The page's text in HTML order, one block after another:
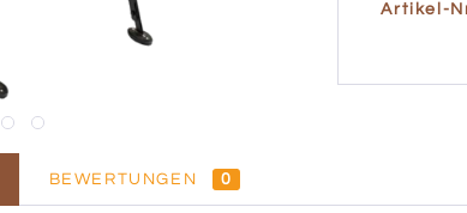
Artikel-
BEWERTUNGEN 0